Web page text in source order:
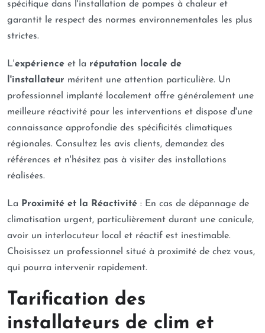
spécifique dans l'installation de pompes à chaleur et
garantit le respect des normes environnementales les plus
strictes.
L'expérience et la réputation locale de
l'installateur méritent une attention particulière. Un
professionnel implanté localement offre généralement une
meilleure réactivité pour les interventions et dispose d'une
connaissance approfondie des spécificités climatiques
régionales. Consultez les avis clients, demandez des
références et n'hésitez pas à visiter des installations
réalisées.
La Proximité et la Réactivité : En cas de dépannage de
climatisation urgent, particulièrement durant une canicule,
avoir un interlocuteur local et réactif est inestimable.
Choisissez un professionnel situé à proximité de chez vous,
qui pourra intervenir rapidement.
Tarification des
installateurs de clim et